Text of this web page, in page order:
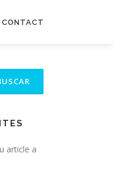
CONTACT
article a